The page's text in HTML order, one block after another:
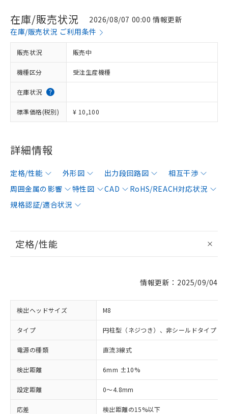
在庫/販売状況
2026/08/07 00:00 情報更新
在庫/販売状況 ご利用条件
販売状況 販売中
機種区分 受注生産機種
在庫状況
標準価格(税別) ¥ 10,100
詳細情報
定格/性能 外形図 出力段回路図
相互干渉
周囲金属の影響
特性図 CAD
RoHS/REACH対応状況
規格認証/適合状況
定格/性能
情報更新：2025/09/04
検出ヘッドサイズ M8
タイプ 円柱型（ネジつき）、非シールドタイプ
電源の種類 直流3線式
検出距離 6mm ±10%
設定距離 0～4.8mm
応差 検出距離の15%以下